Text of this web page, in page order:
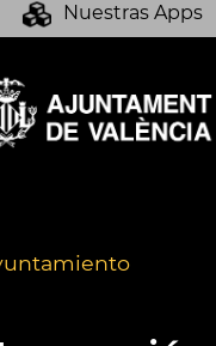
Nuestras Apps